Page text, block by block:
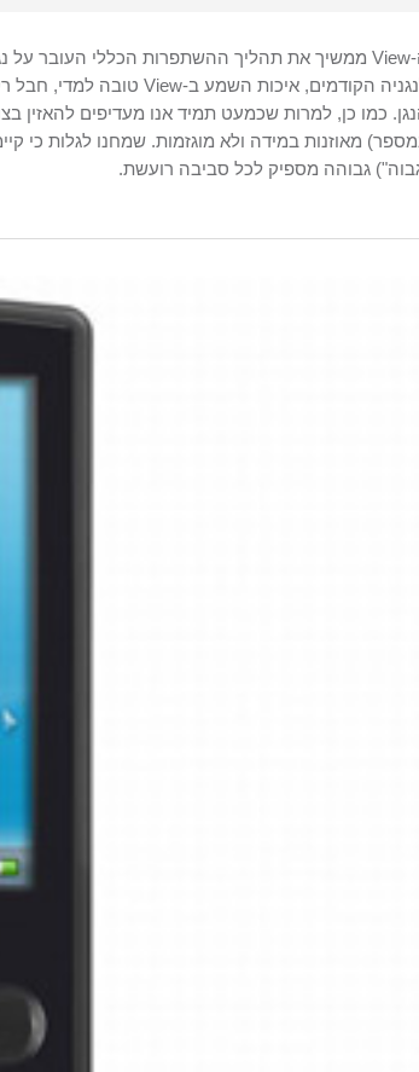
View ממשיך את תהליך ההשתפרות הכללי העובר על
הקודמים, איכות השמע ב-View טובה למדי, חבל
מאוזנות במידה ולא מוגזמות. שמחנו לגלות כי
גבוהה מספיק לכל סביבה רועשת.